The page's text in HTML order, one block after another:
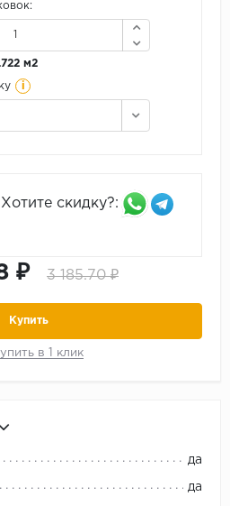
м2
i
скидку?:
₽ 3 185.70 ₽
Купить
в 1 клик
да
да